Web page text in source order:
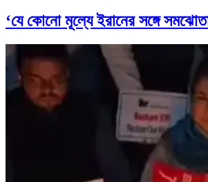
‘যে কোনো মূল্যে ইরানের সঙ্গে